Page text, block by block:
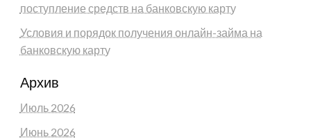
поступление средств на банковскую карту
Условия и порядок получения онлайн-займа на
банковскую карту
Архив
Июль 2026
Июнь 2026